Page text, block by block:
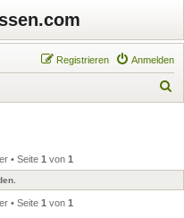
Anmelden
Registrieren
e
• Seite 1 von 1
• Seite 1 von 1